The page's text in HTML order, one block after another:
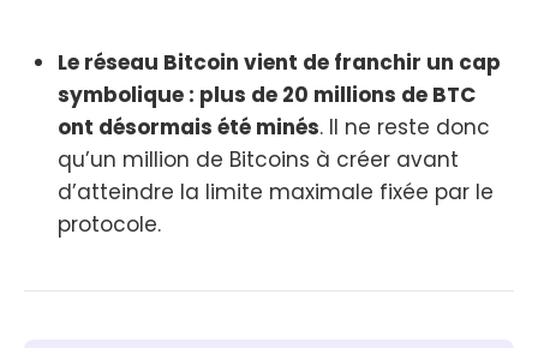
Le réseau Bitcoin vient de franchir un cap
symbolique : plus de 20 millions de BTC
ont désormais été minés. Il ne reste donc
qu’un million de Bitcoins à créer avant
d’atteindre la limite maximale fixée par le
protocole.